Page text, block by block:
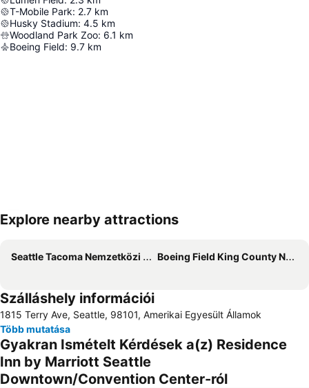
T-Mobile Park: 2.7 km
Husky Stadium: 4.5 km
Woodland Park Zoo: 6.1 km
Boeing Field: 9.7 km
Nagy méretű térkép
Explore nearby attractions
Seattle Tacoma Nemzetközi Repülőtér Boeing Field King County Nemzetközi Repülőtér
Szálláshely információi
1815 Terry Ave, Seattle, 98101, Amerikai Egyesült Államok
Több mutatása
Gyakran Ismételt Kérdések a(z) Residence
Inn by Marriott Seattle
Downtown/Convention Center-ról